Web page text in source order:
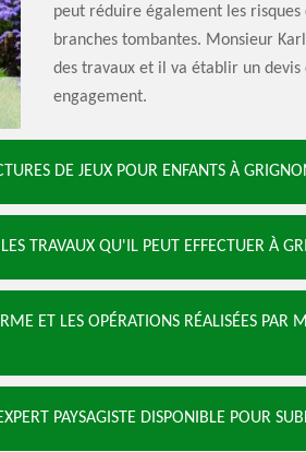
peut réduire également les risques
branches tombantes. Monsieur
des travaux et il va établir un
engagement.
DE JEUX POUR ENFANTS À
TRAVAUX QU'IL PEUT EFFECTUER À
ET LES OPÉRATIONS RÉALISÉES PAR
PAYSAGISTE DISPONIBLE POUR